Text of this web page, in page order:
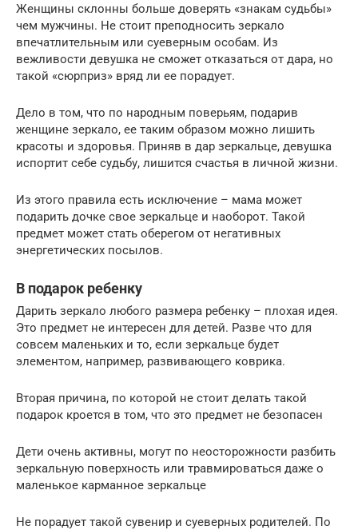
Женщины склонны больше доверять «знакам судьбы»
чем мужчины. Не стоит преподносить зеркало
впечатлительным или суеверным особам. Из
вежливости девушка не сможет отказаться от дара, но
такой «сюрприз» вряд ли ее порадует.
Дело в том, что по народным поверьям, подарив
женщине зеркало, ее таким образом можно лишить
красоты и здоровья. Приняв в дар зеркальце, девушка
испортит себе судьбу, лишится счастья в личной жизни.
Из этого правила есть исключение – мама может
подарить дочке свое зеркальце и наоборот. Такой
предмет может стать оберегом от негативных
энергетических посылов.
В подарок ребенку
Дарить зеркало любого размера ребенку – плохая идея.
Это предмет не интересен для детей. Разве что для
совсем маленьких и то, если зеркальце будет
элементом, например, развивающего коврика.
Вторая причина, по которой не стоит делать такой
подарок кроется в том, что это предмет не безопасен
Дети очень активны, могут по неосторожности разбить
зеркальную поверхность или травмироваться даже о
маленькое карманное зеркальце
Не порадует такой сувенир и суеверных родителей. По